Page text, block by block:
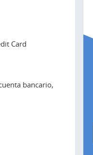
Card
bancario,